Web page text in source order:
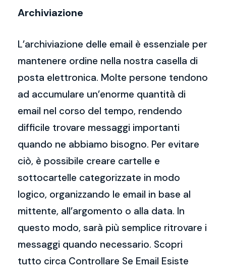
Archiviazione
L’archiviazione delle email è essenziale per
mantenere ordine nella nostra casella di
posta elettronica. Molte persone tendono
ad accumulare un’enorme quantità di
email nel corso del tempo, rendendo
difficile trovare messaggi importanti
quando ne abbiamo bisogno. Per evitare
ciò, è possibile creare cartelle e
sottocartelle categorizzate in modo
logico, organizzando le email in base al
mittente, all’argomento o alla data. In
questo modo, sarà più semplice ritrovare i
messaggi quando necessario. Scopri
tutto circa Controllare Se Email Esiste